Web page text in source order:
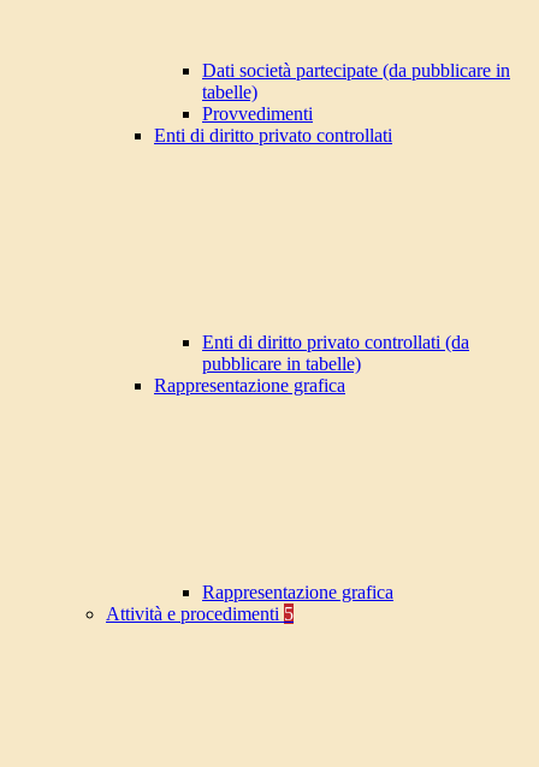
Dati società partecipate (da pubblicare in
tabelle)
Provvedimenti
Enti di diritto privato controllati
Enti di diritto privato controllati (da
pubblicare in tabelle)
Rappresentazione grafica
Rappresentazione grafica
Attività e procedimenti 5